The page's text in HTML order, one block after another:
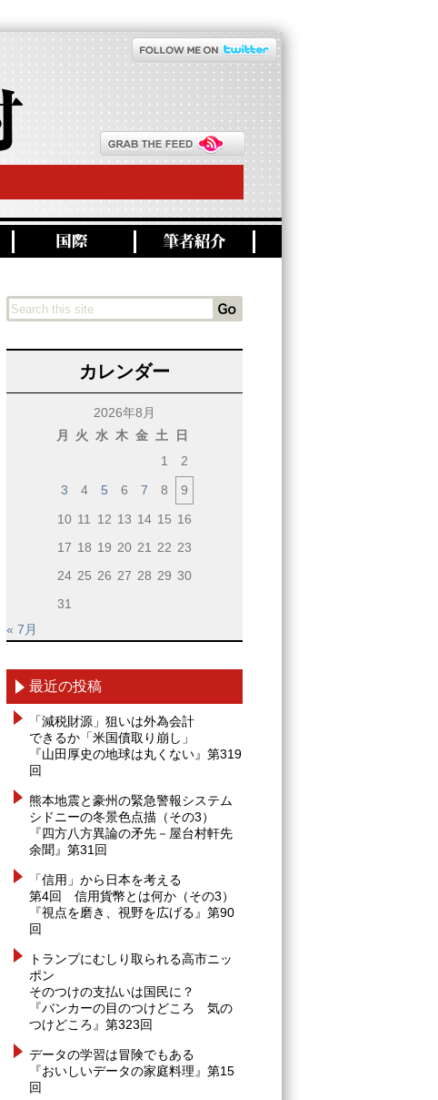
カレンダー
2026年8月
月
火 水 木 金 土
日
1
2
3
4 5 6 7 8
9
10 11 12 13 14 15 16
17 18 19 20 21 22 23
24 25 26 27 28 29 30
31
« 7月
最近の投稿
「減税財源」狙いは外為会計
できるか「米国債取り崩し」
『山田厚史の地球は丸くない』第319
回
熊本地震と豪州の緊急警報システム
シドニーの冬景色点描（その3）
『四方八方異論の矛先－屋台村軒先
余聞』第31回
「信用」から日本を考える
第4回 信用貨幣とは何か（その3）
『視点を磨き、視野を広げる』第90
回
トランプにむしり取られる高市ニッ
ポン
そのつけの支払いは国民に？
『バンカーの目のつけどころ 気の
つけどころ』第323回
データの学習は冒険でもある
『おいしいデータの家庭料理』第15
回